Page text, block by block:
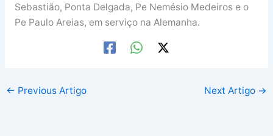
Sebastião, Ponta Delgada, Pe Nemésio Medeiros e o
Pe Paulo Areias, em serviço na Alemanha.
← Previous Artigo Next Artigo →